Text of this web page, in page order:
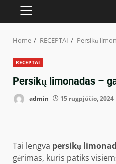
PRIMARY
Home RECEPTAI Persikų
RECEPTAI
Persikų limonadas –
admin 15 rugpjūčio, 2024
Tai lengva persikų
gėrimas, kuris patiks